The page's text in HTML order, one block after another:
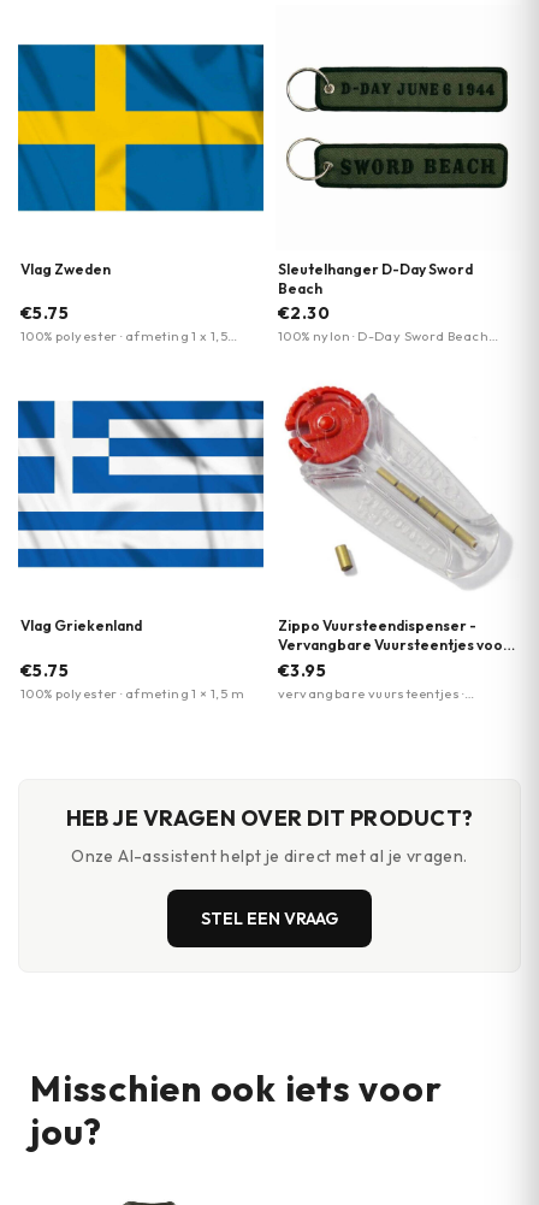
Vlag Zweden
€5.75
100% polyester · afmeting 1 x 1,5
Sleutelhanger D-Day Sword
Beach
€2.30
100% nylon · D-Day Sword Beach
Vlag Griekenland
€5.75
100% polyester · afmeting 1 × 1,5 m
Zippo Vuursteendispenser -
Vervangbare Vuursteentjes voor
Zippo aansteker
€3.95
vervangbare vuursteentjes ·
HEB JE VRAGEN OVER DIT PRODUCT?
Onze AI-assistent helpt je direct met al je vragen.
STEL EEN VRAAG
Misschien ook iets voor
jou?